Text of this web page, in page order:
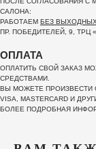
САЛОНА:
РАБОТАЕМ БЕЗ ВЫХОДНЫХ
ПР. ПОБЕДИТЕЛЕЙ, 9, ТРЦ
ОПЛАТА
ОПЛАТИТЬ СВОЙ ЗАКАЗ
СРЕДСТВАМИ.
ВЫ МОЖЕТЕ ПРОИЗВЕСТИ
VISA, MASTERCARD И
БОЛЕЕ ПОДРОБНАЯ